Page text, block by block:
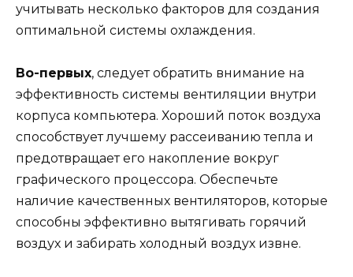
учитывать несколько факторов для создания
оптимальной системы охлаждения.
Во-первых, следует обратить внимание на
эффективность системы вентиляции внутри
корпуса компьютера. Хороший поток воздуха
способствует лучшему рассеиванию тепла и
предотвращает его накопление вокруг
графического процессора. Обеспечьте
наличие качественных вентиляторов, которые
способны эффективно вытягивать горячий
воздух и забирать холодный воздух извне.